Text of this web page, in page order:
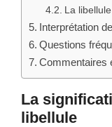
La
Interprétation
Questions
Commentaires
La
libellule